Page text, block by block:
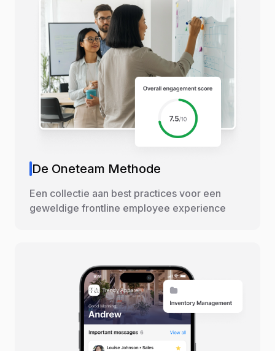
De Oneteam Methode
Een collectie aan best practices voor een
geweldige frontline employee experience